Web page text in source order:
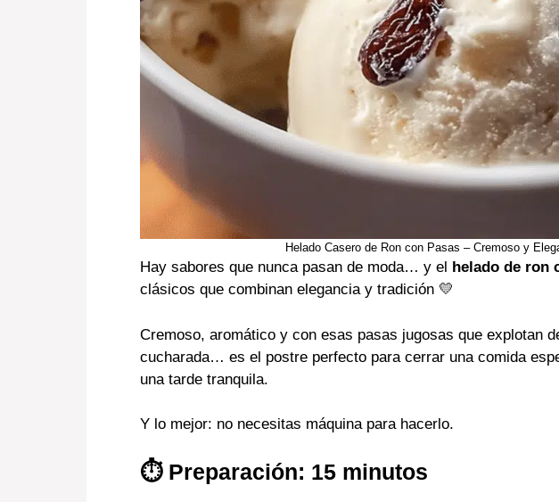
Helado Casero de Ron con Pasas – Cremoso y
Hay sabores que nunca pasan de moda… y el helado de ron
clásicos que combinan elegancia y tradición 💛
Cremoso, aromático y con esas pasas jugosas que explotan
cucharada… es el postre perfecto para cerrar una comida
una tarde tranquila.
Y lo mejor: no necesitas máquina para hacerlo.
⏱ Preparación: 15 minutos